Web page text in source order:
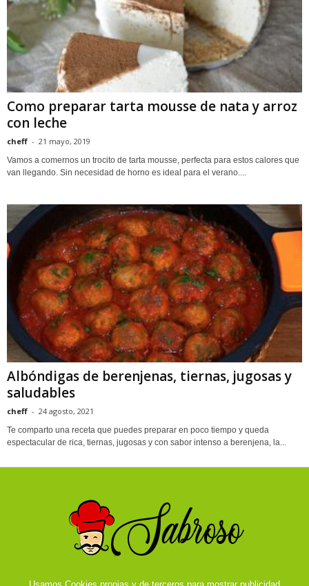
Como preparar tarta mousse de nata y arroz
con leche
cheff - 21 mayo, 2019
Vamos a comernos un trocito de tarta mousse, perfecta para estos calores que
van llegando. Sin necesidad de horno es ideal para el verano....
Albóndigas de berenjenas, tiernas, jugosas y
saludables
cheff - 24 agosto, 2021
Te comparto una receta que puedes preparar en poco tiempo y queda
espectacular de rica, tiernas, jugosas y con sabor intenso a berenjena, la...